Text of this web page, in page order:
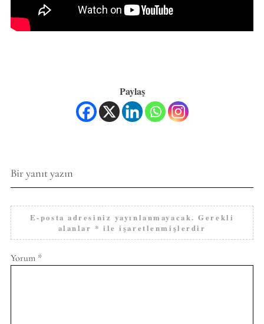
Paylaş
Bir yanıt yazın
E-posta adresiniz yayınlanmayacak. Gerekli
alanlar * ile işaretlenmişlerdir
Yorum *